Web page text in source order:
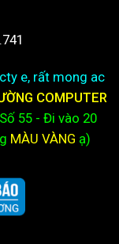
e, rất mong ac
COMPUTER
55 - Đi vào 20
MÀU VÀNG ạ)